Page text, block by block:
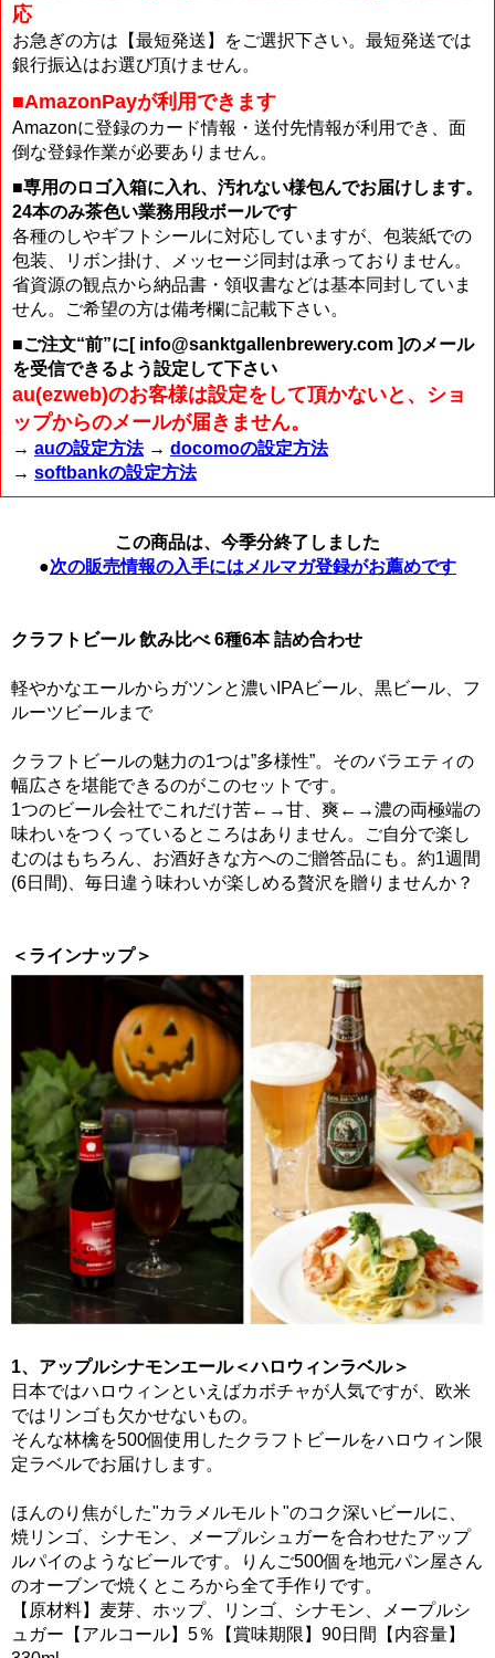
応
お急ぎの方は【最短発送】をご選択下さい。最短発送では
銀行振込はお選び頂けません。
■AmazonPayが利用できます
Amazonに登録のカード情報・送付先情報が利用でき、面
倒な登録作業が必要ありません。
■専用のロゴ入箱に入れ、汚れない様包んでお届けします。
24本のみ茶色い業務用段ボールです
各種のしやギフトシールに対応していますが、包装紙での
包装、リボン掛け、メッセージ同封は承っておりません。
省資源の観点から納品書・領収書などは基本同封していま
せん。ご希望の方は備考欄に記載下さい。
■ご注文“前”に[ info@sanktgallenbrewery.com ]のメール
を受信できるよう設定して下さい
au(ezweb)のお客様は設定をして頂かないと、ショ
ップからのメールが届きません。
→ auの設定方法 → docomoの設定方法
→ softbankの設定方法
この商品は、今季分終了しました
●次の販売情報の入手にはメルマガ登録がお薦めです
クラフトビール 飲み比べ 6種6本 詰め合わせ
軽やかなエールからガツンと濃いIPAビール、黒ビール、フ
ルーツビールまで
クラフトビールの魅力の1つは”多様性”。そのバラエティの
幅広さを堪能できるのがこのセットです。
1つのビール会社でこれだけ苦←→甘、爽←→濃の両極端の
味わいをつくっているところはありません。ご自分で楽し
むのはもちろん、お酒好きな方へのご贈答品にも。約1週間
(6日間)、毎日違う味わいが楽しめる贅沢を贈りませんか？
＜ラインナップ＞
1、アップルシナモンエール＜ハロウィンラベル＞
日本ではハロウィンといえばカボチャが人気ですが、欧米
ではリンゴも欠かせないもの。
そんな林檎を500個使用したクラフトビールをハロウィン限
定ラベルでお届けします。
ほんのり焦がした"カラメルモルト"のコク深いビールに、
焼リンゴ、シナモン、メープルシュガーを合わせたアップ
ルパイのようなビールです。りんご500個を地元パン屋さん
のオーブンで焼くところから全て手作りです。
【原材料】麦芽、ホップ、リンゴ、シナモン、メープルシ
ュガー【アルコール】5％【賞味期限】90日間【内容量】